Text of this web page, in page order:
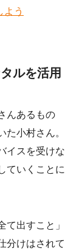
よう
ルを活用
んあるもの
小村さん。
イスを受けな
ていくことに
出すこと」
分けはされて